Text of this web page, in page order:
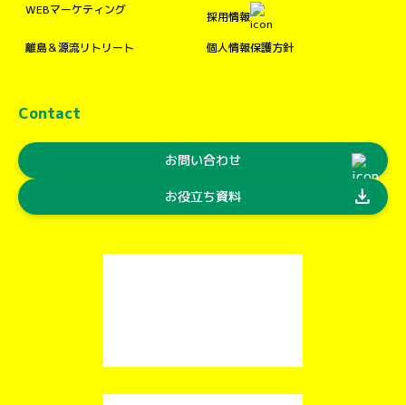
WEBマーケティング
離島＆源流リトリート
採用情報
個人情報保護方針
Contact
お問い合わせ
お役立ち資料 download